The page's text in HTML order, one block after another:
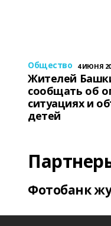
Общество 4 ИЮНЯ
Жителей
сообщать об
ситуациях и
детей
Фотобанк